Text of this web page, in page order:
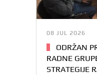
08 JUL 2026
ODRŽAN
RADNE
STRATEGIJE